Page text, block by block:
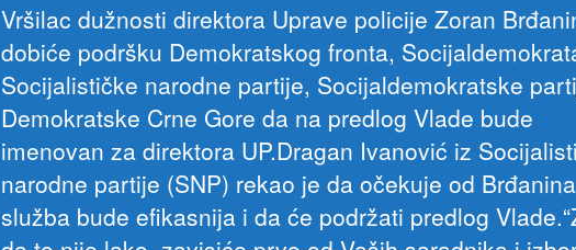
Vršilac dužnosti direktora Uprave policije Zoran
dobiće podršku Demokratskog fronta,
Socijalističke narodne partije, Socijaldemokratske
Demokratske Crne Gore da na predlog Vlade bude
imenovan za direktora UP.Dragan Ivanović iz
narodne partije (SNP) rekao je da očekuje od
služba bude efikasnija i da će podržati predlog